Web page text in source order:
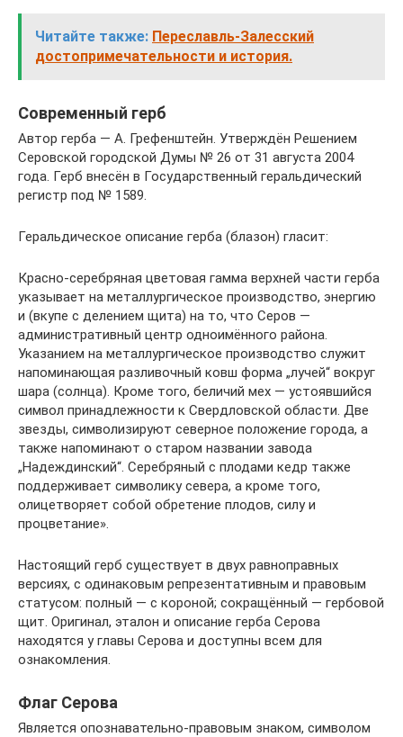
Читайте также: Переславль-Залесский
достопримечательности и история.
Современный герб
Автор герба — А. Грефенштейн. Утверждён Решением
Серовской городской Думы № 26 от 31 августа 2004
года. Герб внесён в Государственный геральдический
регистр под № 1589.
Геральдическое описание герба (блазон) гласит:
Красно-серебряная цветовая гамма верхней части герба
указывает на металлургическое производство, энергию
и (вкупе с делением щита) на то, что Серов —
административный центр одноимённого района.
Указанием на металлургическое производство служит
напоминающая разливочный ковш форма „лучей“ вокруг
шара (солнца). Кроме того, беличий мех — устоявшийся
символ принадлежности к Свердловской области. Две
звезды, символизируют северное положение города, а
также напоминают о старом названии завода
„Надеждинский“. Серебряный с плодами кедр также
поддерживает символику севера, а кроме того,
олицетворяет собой обретение плодов, силу и
процветание».
Настоящий герб существует в двух равноправных
версиях, с одинаковым репрезентативным и правовым
статусом: полный — с короной; сокращённый — гербовой
щит. Оригинал, эталон и описание герба Серова
находятся у главы Серова и доступны всем для
ознакомления.
Флаг Серова
Является опознавательно-правовым знаком, символом